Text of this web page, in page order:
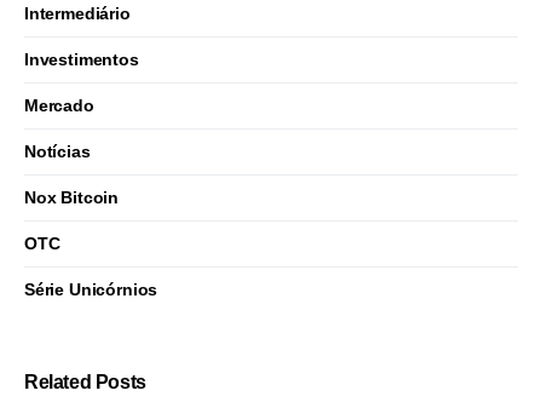
Intermediário
Investimentos
Mercado
Notícias
Nox Bitcoin
OTC
Série Unicórnios
Related Posts